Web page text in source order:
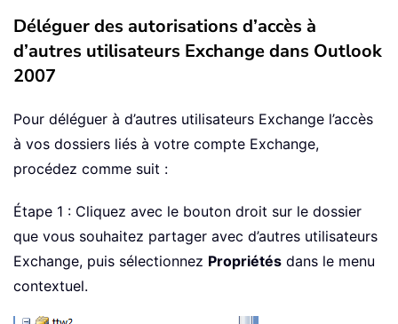
Déléguer des autorisations d’accès à
d’autres utilisateurs Exchange dans Outlook
2007
Pour déléguer à d’autres utilisateurs Exchange l’accès
à vos dossiers liés à votre compte Exchange,
procédez comme suit :
Étape 1 : Cliquez avec le bouton droit sur le dossier
que vous souhaitez partager avec d’autres utilisateurs
Exchange, puis sélectionnez Propriétés dans le menu
contextuel.